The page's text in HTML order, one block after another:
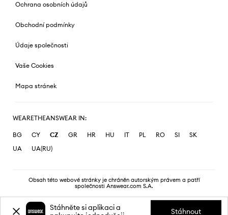
Ochrana osobních údajů
Obchodní podmínky
Údaje společnosti
Vaše Cookies
Mapa stránek
WEARETHEANSWEAR IN:
BG CY CZ GR HR HU IT PL RO SI
SK
UA
UA(RU)
Obsah této webové stránky je chráněn autorským právem a patří
společnosti Answear.com S.A.
Stáhněte si aplikaci a
Stáhnout